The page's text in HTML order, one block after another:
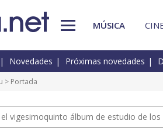
MÚSICA
Novedades Próximas novedades
> Portada
vigesimoquinto álbum de estudio de los